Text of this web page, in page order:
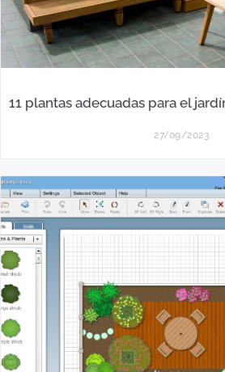
11 plantas adecuadas para el
27/09/2023